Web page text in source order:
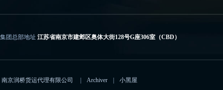
集团总部地址 江苏省南京市建邺区奥体大街128号G座306室（CBD）
电子邮箱 importcs@rayjoyscm.com（进口）、exportcs@rayjoyscm.com（出口）
南京润桥货运代理有限公司 Archiver 小黑屋